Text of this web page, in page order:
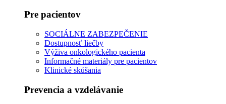
Pre pacientov
SOCIÁLNE ZABEZPEČENIE
Dostupnosť liečby
Výživa onkologického pacienta
Informačné materiály pre pacientov
Klinické skúšania
Prevencia a vzdelávanie